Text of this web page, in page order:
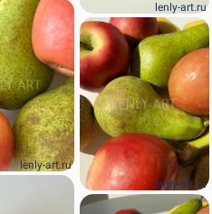
lenly-art.ru
lenly-art.ru
lenly-art.ru